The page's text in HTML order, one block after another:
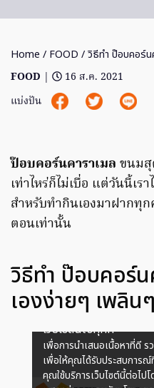
Home / FOOD / วิธีทำ ป๊อบคอร์น
FOOD |
16 ส.ค. 2021
แบ่งปัน
ป๊อบคอร์นคาราเมล ขนมสุ
เท่าไหร่ก็ไม่เบื่อ แต่วันนี้เร
สำหรับทำกินเองมาฝากทุ
ตอนเท่านั้น
วิธีทำ ป๊อบคอร์น
เองง่ายๆ เพลินๆ